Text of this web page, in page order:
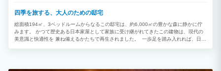
の提供は行っていません。 近隣のお店での食事や、地元の食材を持ち帰って楽しむ滞
在を想定しています。 朝はセルフ式の軽朝食をご用意しています。生わさびをすりお
ろして味わう、安曇野らしい朝の時間をお楽しみください。 八ヶ岳珈琲店のスペシャ
リティコーヒーと、地元安曇野のハーブティーもご自由にどうぞ。
四季を旅する、大人のための邸宅
総面積194㎡、3ベッドルームからなるこの邸宅は、約6,000㎡の豊かな森に静かに佇
みます。 かつて歴史ある日本家屋として家族に受け継がれてきたこの建物は、現代の
美意識と快適性を 兼ね備えるかたちで再生されました。 一歩足を踏み入れれば、日本